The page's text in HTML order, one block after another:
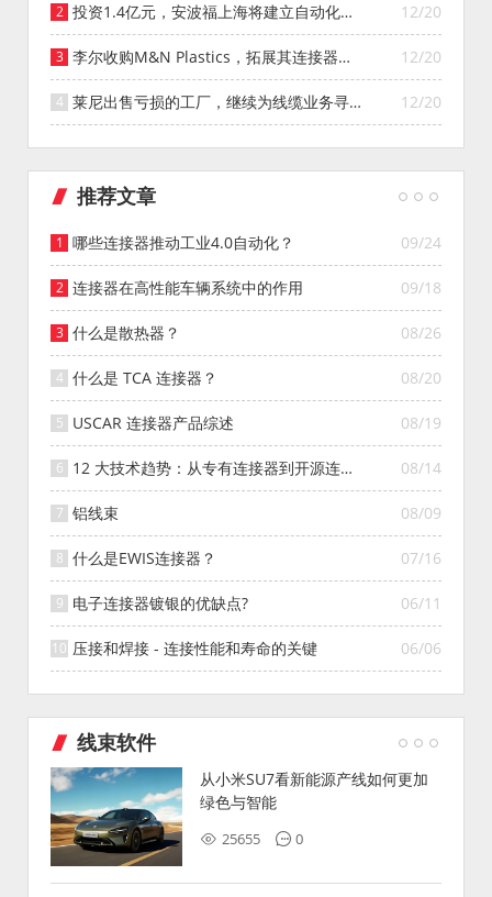
12/20
投资1.4亿元，安波福上海将建立自动化智
能仓库
12/20
李尔收购M&N Plastics，拓展其连接器系
统业务
12/20
莱尼出售亏损的工厂，继续为线缆业务寻找
投资者
推荐文章
09/24
哪些连接器推动工业4.0自动化？
09/18
连接器在高性能车辆系统中的作用
08/26
什么是散热器？
08/20
什么是 TCA 连接器？
08/19
USCAR 连接器产品综述
08/14
12 大技术趋势：从专有连接器到开源连接
器的演变
08/09
铝线束
07/16
什么是EWIS连接器？
06/11
电子连接器镀银的优缺点?
06/06
压接和焊接 - 连接性能和寿命的关键
线束软件
从小米SU7看新能源产线如何更加
绿色与智能
25655 0